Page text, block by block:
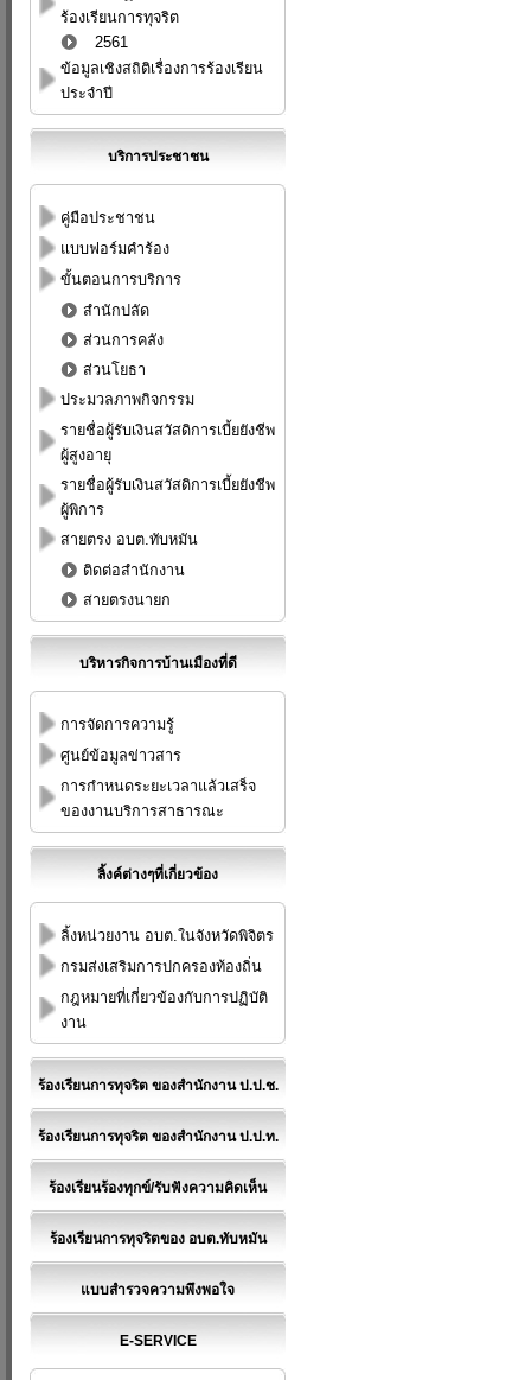
ร้องเรียนการทุจริต
2561
ข้อมูลเชิงสถิติเรื่องการร้องเรียน
ประจำปี
บริการประชาชน
คู่มือประชาชน
แบบฟอร์มคำร้อง
ขั้นตอนการบริการ
สำนักปลัด
ส่วนการคลัง
ส่วนโยธา
ประมวลภาพกิจกรรม
รายชื่อผู้รับเงินสวัสดิการเบี้ยยังชีพ
ผู้สูงอายุ
รายชื่อผู้รับเงินสวัสดิการเบี้ยยังชีพ
ผู้พิการ
สายตรง อบต.ทับหมัน
ติดต่อสำนักงาน
สายตรงนายก
บริหารกิจการบ้านเมืองที่ดี
การจัดการความรู้
ศูนย์ข้อมูลข่าวสาร
การกำหนดระยะเวลาแล้วเสร็จ
ของงานบริการสาธารณะ
ลิ้งค์ต่างๆที่เกี่ยวข้อง
ลิ้งหน่วยงาน อบต.ในจังหวัดพิจิตร
กรมส่งเสริมการปกครองท้องถิ่น
กฎหมายที่เกี่ยวข้องกับการปฏิบัติ
งาน
ร้องเรียนการทุจริต ของสำนักงาน ป.ป.ช.
ร้องเรียนการทุจริต ของสำนักงาน ป.ป.ท.
ร้องเรียนร้องทุกข์/รับฟังความคิดเห็น
ร้องเรียนการทุจริตของ อบต.ทับหมัน
แบบสำรวจความพึงพอใจ
E-SERVICE